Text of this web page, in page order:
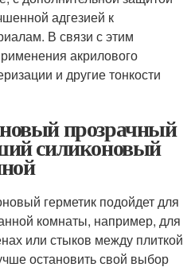
адгезией к
В связи с этим
акрилового
и другие тонкости
прозрачный
силиконовый
герметик подойдет для
комнаты, например, для
или стыков между плиткой
остановить свой выбор